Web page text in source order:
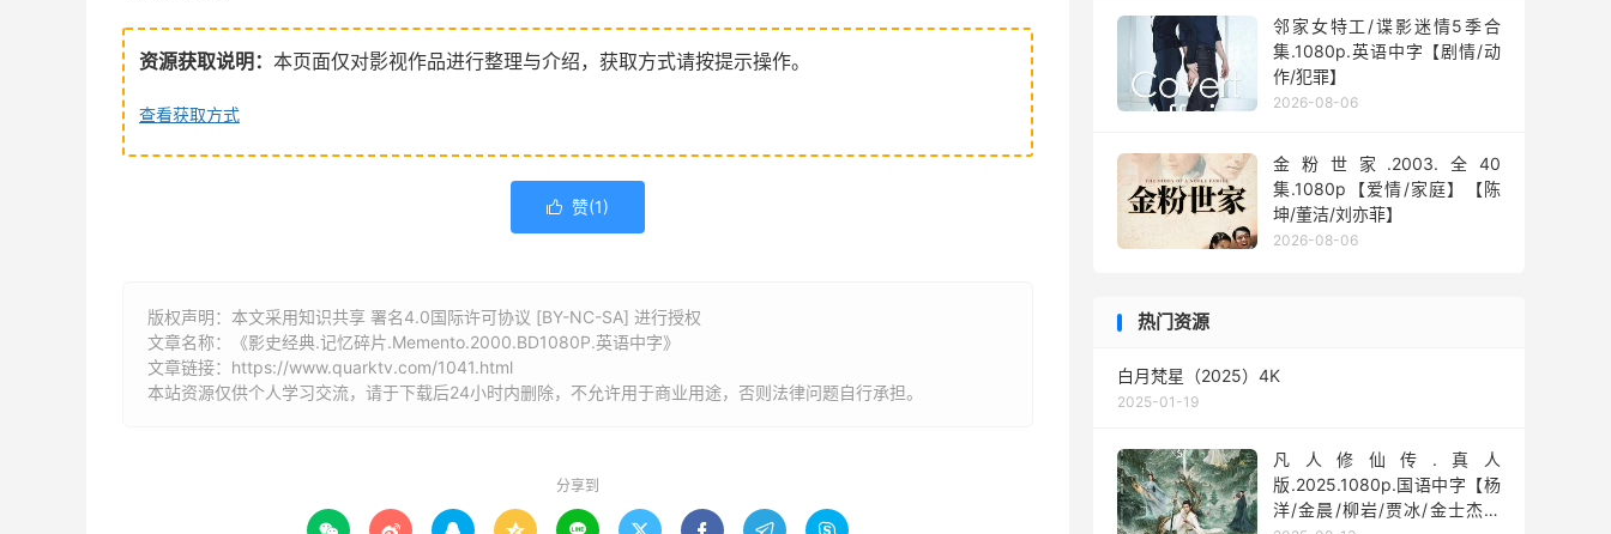
资源获取说明： 本页面仅对影视作品进行整理与介绍，获取方式请按提示操作。
查看获取方式
 赞(1)
版权声明：本文采用知识共享 署名4.0国际许可协议 [BY-NC-SA] 进行授权
文章名称：《影史经典.记忆碎片.Memento‎.2000.BD1080P.英语中字》
文章链接： https://www.quarktv.com/1041.html
本站资源仅供个人学习交流，请于下载后24小时内删除，不允许用于商业用途，否则法律问题自行承担。
分享到
        
邻家女特工/谍影迷情5季合
集.1080p.英语中字【剧情/动
作/犯罪】
2026-08-06
金粉世家.2003.全40
集.1080p【爱情/家庭】【陈
坤/董洁/刘亦菲】
2026-08-06
热门资源
白月梵星（2025）4K
2025-01-19
凡人修仙传.真人
版.2025.1080p.国语中字【杨
洋/金晨/柳岩/贾冰/金士杰】